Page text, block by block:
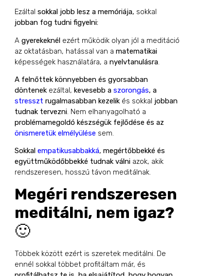
Ezáltal sokkal jobb lesz a memóriája, sokkal
jobban fog tudni figyelni:
A gyerekeknél ezért működik olyan jól a meditáció
az oktatásban, hatással van a matematikai
képességek használatára, a nyelvtanulásra
A felnőttek könnyebben és gyorsabban
döntenek ezáltal, kevesebb a szorongás, a
stresszt rugalmasabban kezelik és sokkal jobban
tudnak tervezni. Nem elhanyagolható a
problémamegoldó készségük fejlődése és az
önismeretük elmélyülése sem.
Sokkal empatikusabbakká, megértőbbekké és
együttműködőbbekké tudnak válni azok, akik
rendszeresen, hosszú távon meditálnak.
Megéri rendszeresen
meditálni, nem igaz?
🙂
Többek között ezért is szeretek meditálni. De
ennél sokkal többet profitáltam már, és